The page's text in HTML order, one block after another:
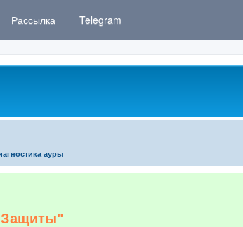
Рассылка Telegram
ауры
Защиты"